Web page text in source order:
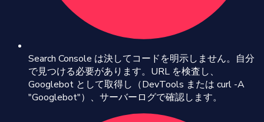
Search Console は決してコードを明示しません。自分
で見つける必要があります。URL を検査し、
Googlebot として取得し（DevTools または curl -A
"Googlebot"）、サーバーログで確認します。